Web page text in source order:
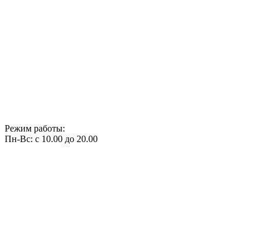
Режим работы:
Пн-Вс: с 10.00 до 20.00